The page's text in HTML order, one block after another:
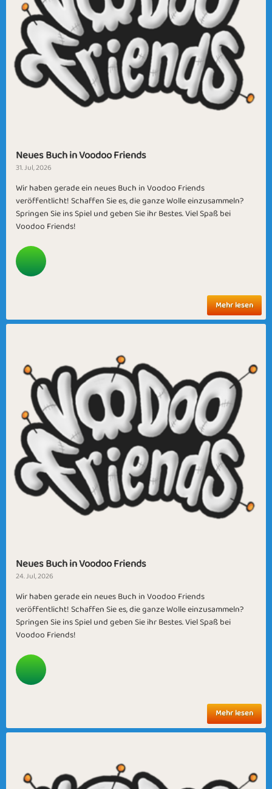
Neues Buch in Voodoo Friends
31. Jul, 2026
Wir haben gerade ein neues Buch in Voodoo Friends
veröffentlicht! Schaffen Sie es, die ganze Wolle einzusammeln?
Springen Sie ins Spiel und geben Sie ihr Bestes. Viel Spaß bei
Voodoo Friends!
Mehr lesen
Neues Buch in Voodoo Friends
24. Jul, 2026
Wir haben gerade ein neues Buch in Voodoo Friends
veröffentlicht! Schaffen Sie es, die ganze Wolle einzusammeln?
Springen Sie ins Spiel und geben Sie ihr Bestes. Viel Spaß bei
Voodoo Friends!
Mehr lesen